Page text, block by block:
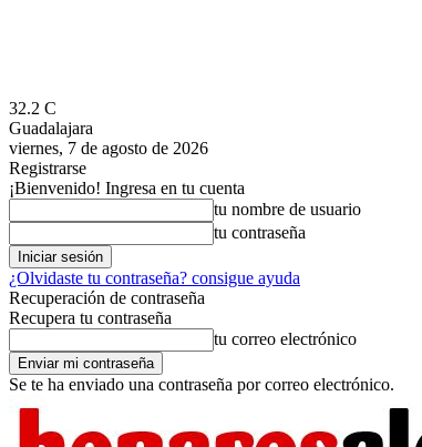
32.2 C
Guadalajara
viernes, 7 de agosto de 2026
Registrarse
¡Bienvenido! Ingresa en tu cuenta
tu nombre de usuario
tu contraseña
¿Olvidaste tu contraseña? consigue ayuda
Recuperación de contraseña
Recupera tu contraseña
tu correo electrónico
Se te ha enviado una contraseña por correo electrónico.